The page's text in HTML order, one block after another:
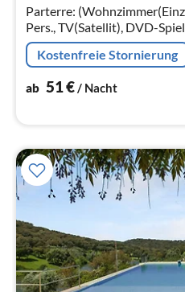
Parterre:
Pers., TV(Satellit), DVD-
offene
Kostenfreie Stornierung
ab 51€/ Nacht